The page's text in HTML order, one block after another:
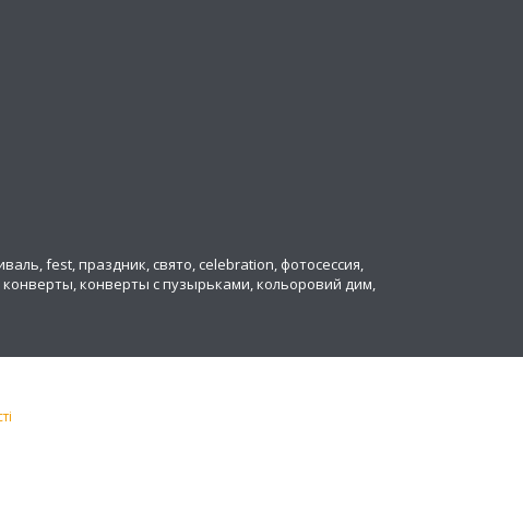
fest, праздник, свято, celebration, фотосессия,
конверты с пузырьками, кольоровий дим,